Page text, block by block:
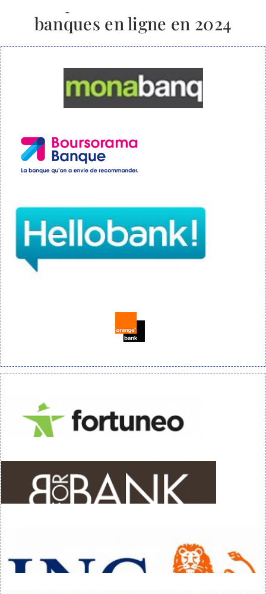
banques en ligne en 2024